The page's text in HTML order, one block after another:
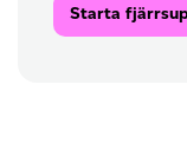
Starta